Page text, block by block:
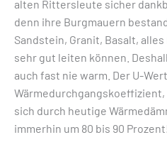
alten Rittersleute sicher
denn ihre Burgmauern
Sandstein, Granit, Basalt,
sehr gut leiten können.
auch fast nie warm. Der U-
Wärmedurchgangskoeffizient,
sich durch heutige
immerhin um 80 bis 90 Prozent!